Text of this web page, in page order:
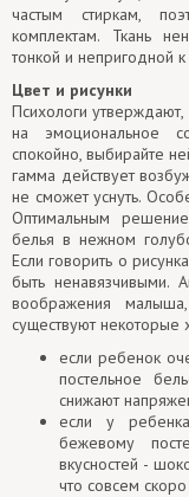
частым стиркам,
комплектам. Ткань
тонкой и непригодной
Цвет и рисунки
Психологи
на эмоциональное
спокойно, выбирайте
гамма действует
не сможет уснуть.
Оптимальным
белья в нежном
Если говорить о
быть ненавязчивыми.
воображения
существуют некоторые
если ребенок
постельное
снижают
если у
бежевому
вкусностей -
что совсем